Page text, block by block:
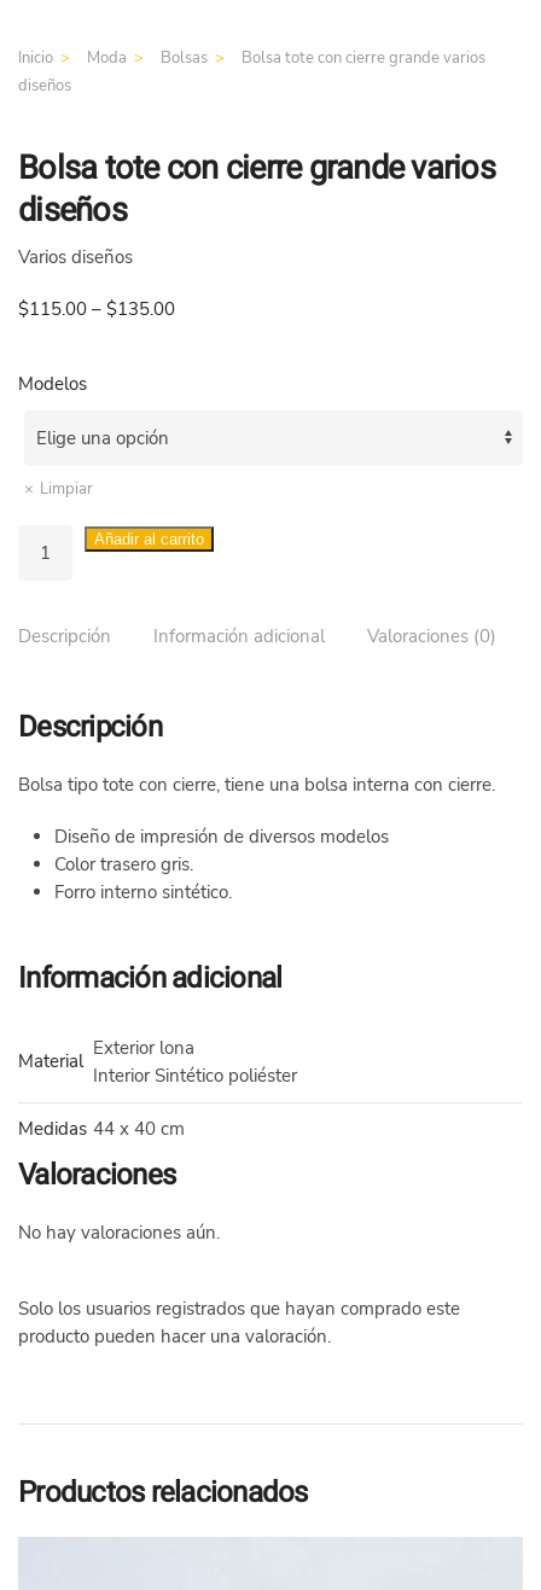
Inicio Moda Bolsas
Bolsa tote con cierre grande varios
diseños
Bolsa tote con cierre grande varios
diseños
Varios diseños
$115.00 – $135.00
Modelos
Limpiar
tote
grande
cantidad
Añadir al carrito
Descripción Información adicional Valoraciones (0)
Descripción
Bolsa tipo tote con cierre, tiene una bolsa interna con cierre.
Diseño de impresión de diversos modelos
Color trasero gris.
Forro interno sintético.
Información adicional
Material
Exterior lona
Interior Sintético poliéster
Medidas 44 x 40 cm
Valoraciones
No hay valoraciones aún.
Solo los usuarios registrados que hayan comprado este
producto pueden hacer una valoración.
Productos relacionados